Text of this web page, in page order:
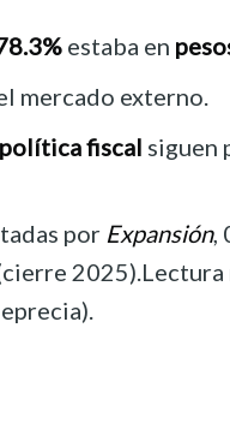
estaba en
mercado externo.
política fiscal siguen
por Expansión,